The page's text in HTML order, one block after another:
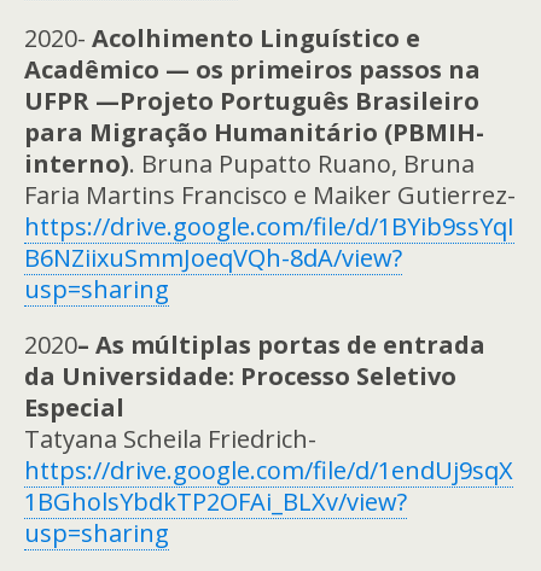
2020- Acolhimento Linguístico e
Acadêmico — os primeiros passos na
UFPR —Projeto Português Brasileiro
para Migração Humanitário (PBMIH-
interno). Bruna Pupatto Ruano, Bruna
Faria Martins Francisco e Maiker Gutierrez-
https://drive.google.com/file/d/1BYib9ssYqI
B6NZiixuSmmJoeqVQh-8dA/view?
usp=sharing
2020– As múltiplas portas de entrada
da Universidade: Processo Seletivo
Especial
Tatyana Scheila Friedrich-
https://drive.google.com/file/d/1endUj9sqX
1BGholsYbdkTP2OFAi_BLXv/view?
usp=sharing